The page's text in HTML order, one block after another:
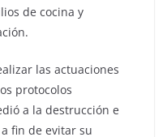
de cocina y
las actuaciones
protocolos
a la destrucción e
fin de evitar su